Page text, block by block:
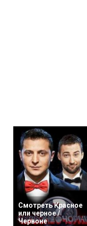
Смотреть Красное
или черное /
Червоне